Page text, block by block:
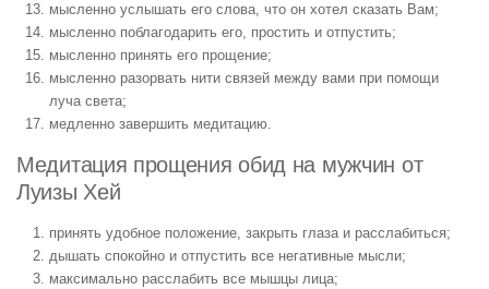
мысленно услышать его слова, что он хотел сказать Вам;
мысленно поблагодарить его, простить и отпустить;
мысленно принять его прощение;
мысленно разорвать нити связей между вами при помощи
луча света;
медленно завершить медитацию.
Медитация прощения обид на мужчин от
Луизы Хей
принять удобное положение, закрыть глаза и расслабиться;
дышать спокойно и отпустить все негативные мысли;
максимально расслабить все мышцы лица;